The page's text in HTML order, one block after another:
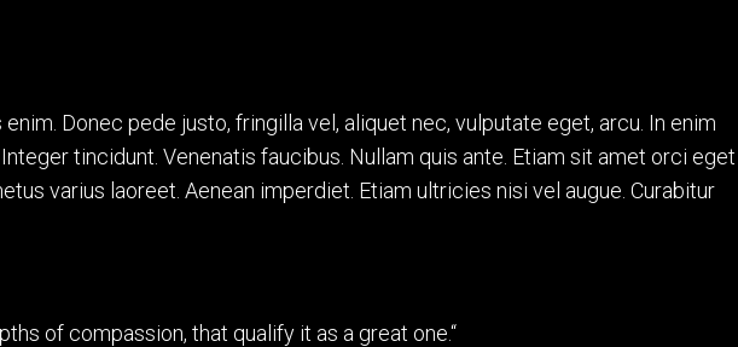
Donec pede justo, fringilla vel, aliquet nec, vulputate eget, arcu. In enim
tincidunt. Venenatis faucibus. Nullam quis ante. Etiam sit amet orci eget
varius laoreet. Aenean imperdiet. Etiam ultricies nisi vel augue. Curabitur
of compassion, that qualify it as a great one.“